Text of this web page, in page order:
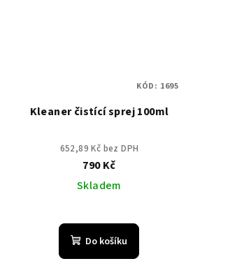
Kleaner čistící sprej 100ml
652,89 Kč bez DPH
790 Kč
Skladem
Do košíku
KÓD: 1695